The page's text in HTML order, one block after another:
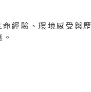
經驗、環境感受與